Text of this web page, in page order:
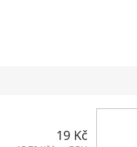
19 Kč